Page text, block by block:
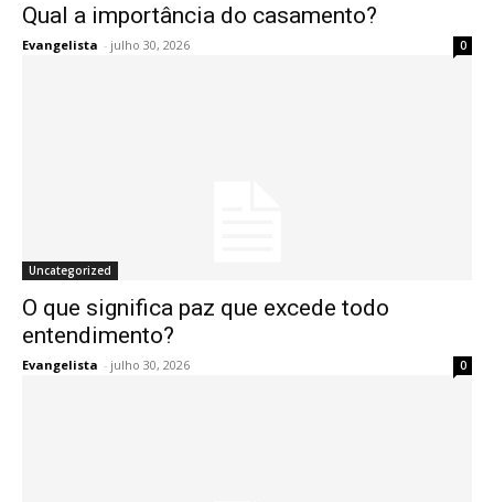
Qual a importância do casamento?
Evangelista - julho 30, 2026 0
Uncategorized
O que significa paz que excede todo
entendimento?
Evangelista - julho 30, 2026 0